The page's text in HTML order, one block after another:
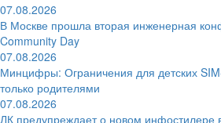
07.08.2026
В Москве прошла вторая инженерная
Community Day
07.08.2026
Минцифры: Ограничения для детских
только родителями
07.08.2026
ЛК предупреждает о новом инфостилере